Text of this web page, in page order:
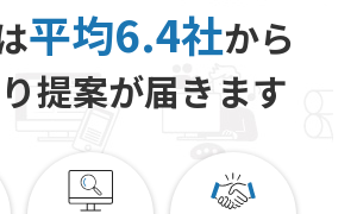
平均6.4社から
提案が届きます